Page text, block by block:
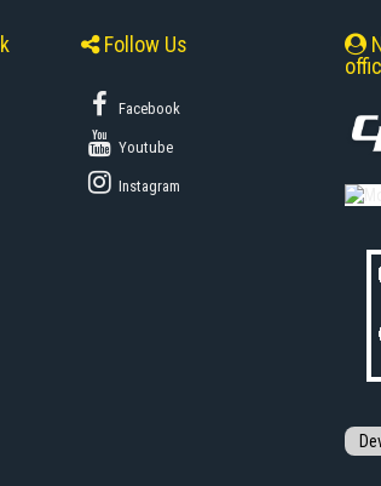
Follow Us
Facebook
Youtube
Instagram